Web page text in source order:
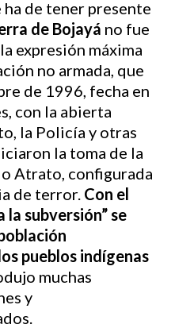
ha de tener presente
de Bojayá no fue
expresión máxima
no armada, que
de 1996, fecha en
con la abierta
la Policía y otras
la toma de la
Atrato, configurada
de terror. Con el
subversión” se
pueblos indígenas
muchas
y